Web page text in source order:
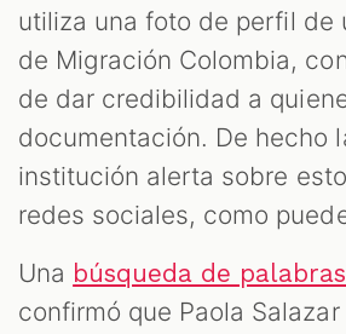
utiliza una foto de perfil de
de Migración Colombia,
de dar credibilidad a
documentación. De hecho
institución alerta sobre
redes sociales, como
Una búsqueda de
confirmó que Paola